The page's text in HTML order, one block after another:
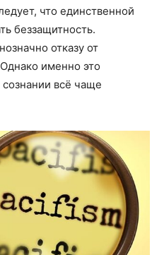
что единственной
беззащитность.
отказу от
именно это
всё чаще